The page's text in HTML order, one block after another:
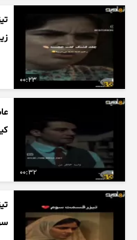
00:23
00:32